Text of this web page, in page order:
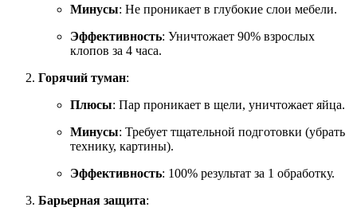
Минусы: Не проникает в глубокие слои мебели.
Эффективность: Уничтожает 90% взрослых
клопов за 4 часа.
Горячий туман:
Плюсы: Пар проникает в щели, уничтожает яйца.
Минусы: Требует тщательной подготовки (убрать
технику, картины).
Эффективность: 100% результат за 1 обработку.
Барьерная защита: